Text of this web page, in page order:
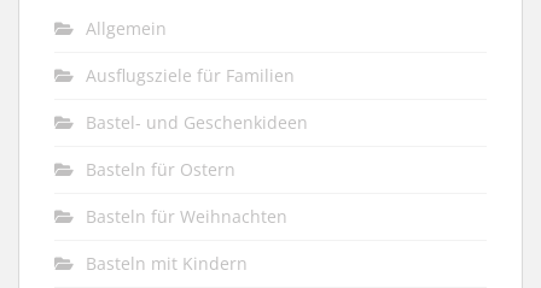
Allgemein
Ausflugsziele für Familien
Bastel- und Geschenkideen
Basteln für Ostern
Basteln für Weihnachten
Basteln mit Kindern